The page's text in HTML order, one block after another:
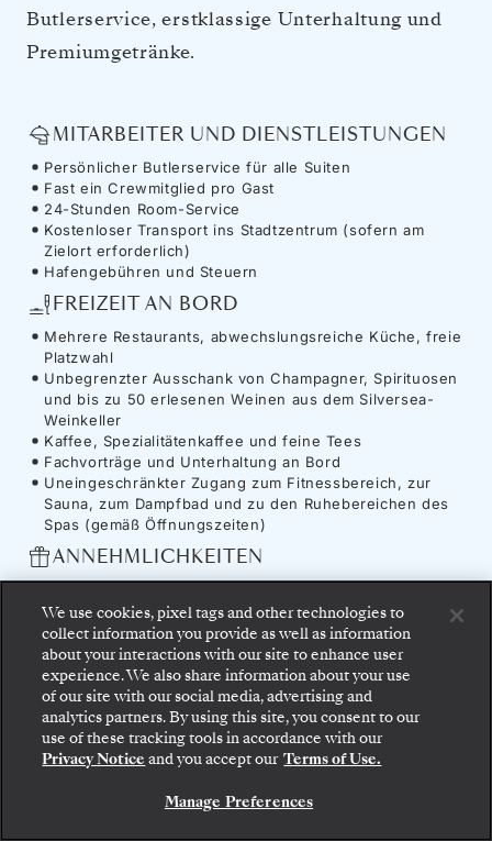
Butlerservice, erstklassige Unterhaltung und
Premiumgetränke.
MITARBEITER UND DIENSTLEISTUNGEN
Persönlicher Butlerservice für alle Suiten
Fast ein Crewmitglied pro Gast
24-Stunden Room-Service
Kostenloser Transport ins Stadtzentrum (sofern am
Zielort erforderlich)
Hafengebühren und Steuern
FREIZEIT AN BORD
Mehrere Restaurants, abwechslungsreiche Küche, freie
Platzwahl
Unbegrenzter Ausschank von Champagner, Spirituosen
und bis zu 50 erlesenen Weinen aus dem Silversea-
Weinkeller
Kaffee, Spezialitätenkaffee und feine Tees
Fachvorträge und Unterhaltung an Bord
Uneingeschränkter Zugang zum Fitnessbereich, zur
Sauna, zum Dampfbad und zu den Ruhebereichen des
Spas (gemäß Öffnungszeiten)
ANNEHMLICHKEITEN
Unbegrenzt kostenloses WiFi
Sämtliche Trinkgelder an Bord
Schiff-Silver Ray
weist den Weg in eine neue
Gehen Sie an Bord: Wählen Sie Ihre Suite und
prüfen Sie die Preise und Inklusivleistungen, bevor
Sie Ihre Silversea-Reise sicher bestätigen.
BUCHEN SIE IHRE SUITE
We use cookies, pixel tags and other technologies to
collect information you provide as well as information
about your interactions with our site to enhance user
experience. We also share information about your use
of our site with our social media, advertising and
analytics partners. By using this site, you consent to our
use of these tracking tools in accordance with our
Privacy Notice and you accept our Terms of Use.
Manage Preferences